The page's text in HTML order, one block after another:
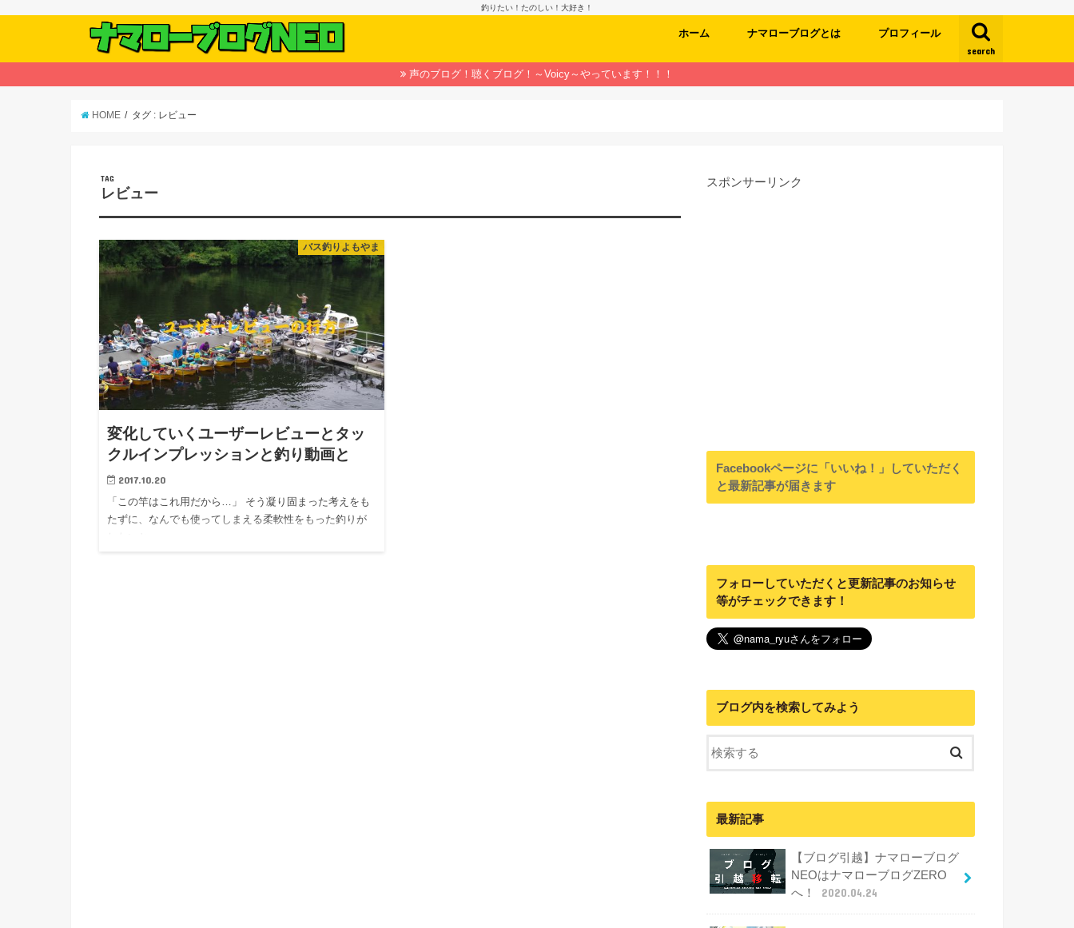
釣りたい！たのしい！大好き！
search
ホーム ナマローブログとは プロフィール
声のブログ！聴くブログ！～Voicy～やっています！！！
HOME タグ : レビュー
TAG
レビュー
バス釣りよもやま
変化していくユーザーレビューとタッ
クルインプレッションと釣り動画と
2017.10.20
「この竿はこれ用だから…」 そう凝り固まった考えをも
たずに、なんでも使ってしまえる柔軟性をもった釣りが
スポンサーリンク
Facebookページに「いいね！」していただく
と最新記事が届きます
フォローしていただくと更新記事のお知らせ
等がチェックできます！
ブログ内を検索してみよう
最新記事
【ブログ引越】ナマローブログ
NEOはナマローブログZERO
へ！
2020.04.24